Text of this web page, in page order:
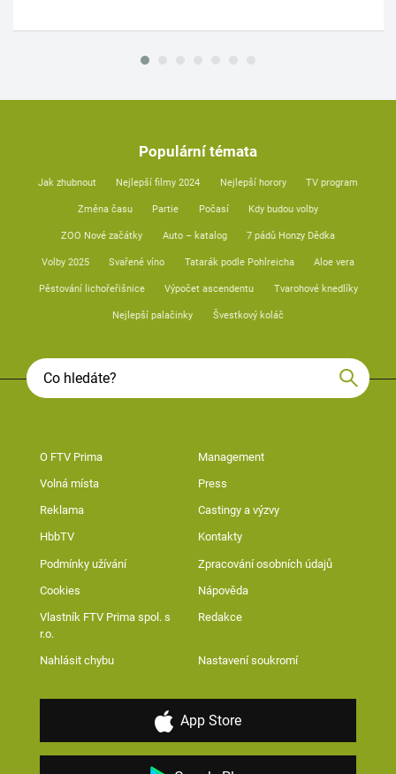
Populární témata
Jak zhubnout Nejlepší filmy 2024 Nejlepší horory TV program
Změna času Partie Počasí Kdy budou volby
ZOO Nové začátky Auto – katalog 7 pádů Honzy Dědka
Volby 2025 Svařené víno Tatarák podle Pohlreicha Aloe vera
Pěstování lichořeřišnice Výpočet ascendentu Tvarohové knedlíky
Nejlepší palačinky Švestkový koláč
O FTV Prima Management
Volná místa Press
Reklama Castingy a výzvy
HbbTV Kontakty
Podmínky užívání Zpracování osobních údajů
Cookies Nápověda
Vlastník FTV Prima spol. s
r.o.
Redakce
Nahlásit chybu Nastavení soukromí
App Store